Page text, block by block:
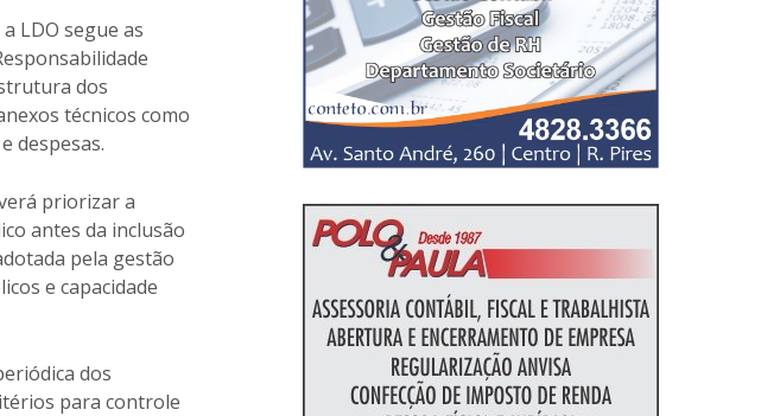
LDO segue as
dos
técnicos como
despesas.
priorizar a
antes da inclusão
pela gestão
e capacidade
dos
para controle